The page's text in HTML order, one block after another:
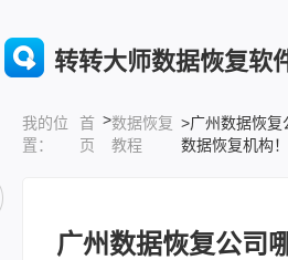
转转大师数据恢复软
我的位
置：
首
页
>数据恢复
教程
>广州数据恢复
数据恢复机构！
广州数据恢复公司